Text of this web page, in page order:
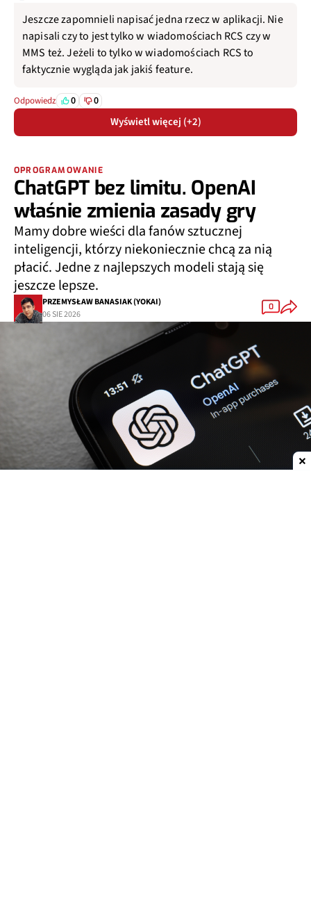
Jeszcze zapomnieli napisać jedna rzecz w aplikacji. Nie
napisali czy to jest tylko w wiadomościach RCS czy w
MMS też. Jeżeli to tylko w wiadomościach RCS to
faktycznie wygląda jak jakiś feature.
Odpowiedz 0 0
Wyświetl więcej (+2)
OPROGRAMOWANIE
ChatGPT bez limitu. OpenAI
właśnie zmienia zasady gry
Mamy dobre wieści dla fanów sztucznej
inteligencji, którzy niekoniecznie chcą za nią
płacić. Jedne z najlepszych modeli stają się
jeszcze lepsze.
PRZEMYSŁAW BANASIAK (YOKAI)
06 SIE 2026
0